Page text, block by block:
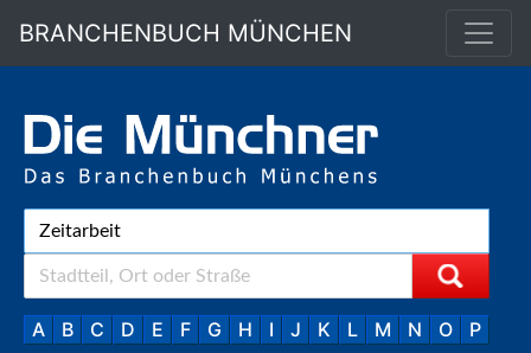
BRANCHENBUCH MÜNCHEN
A B C D E F G H I J K L M N O
P